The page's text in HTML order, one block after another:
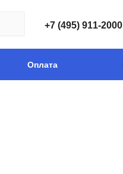
+7 (495) 911-2000
Оплата